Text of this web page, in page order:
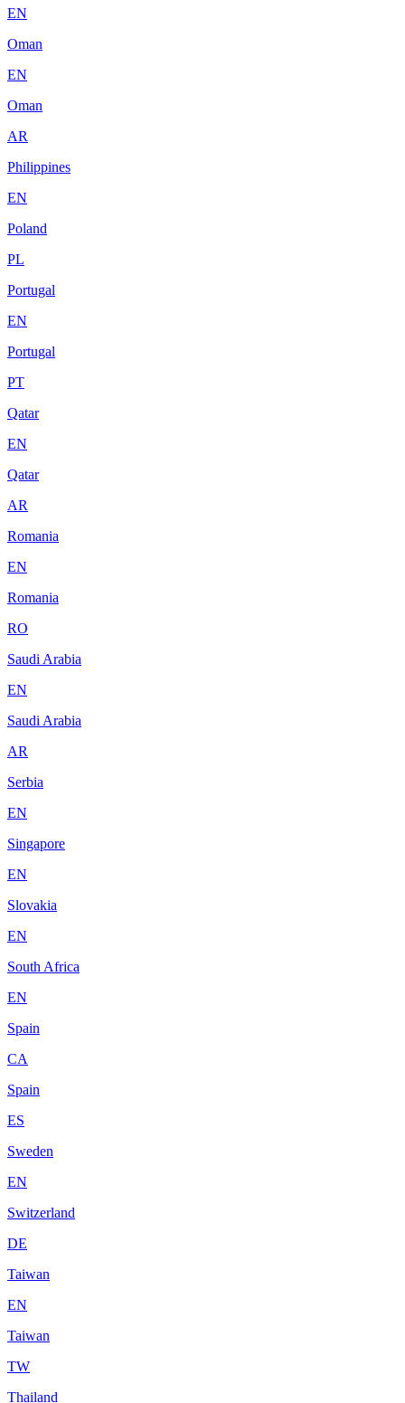
EN
Oman
EN
Oman
AR
Philippines
EN
Poland
PL
Portugal
EN
Portugal
PT
Qatar
EN
Qatar
AR
Romania
EN
Romania
RO
Saudi Arabia
EN
Saudi Arabia
AR
Serbia
EN
Singapore
EN
Slovakia
EN
South Africa
EN
Spain
CA
Spain
ES
Sweden
EN
Switzerland
DE
Taiwan
EN
Taiwan
TW
Thailand